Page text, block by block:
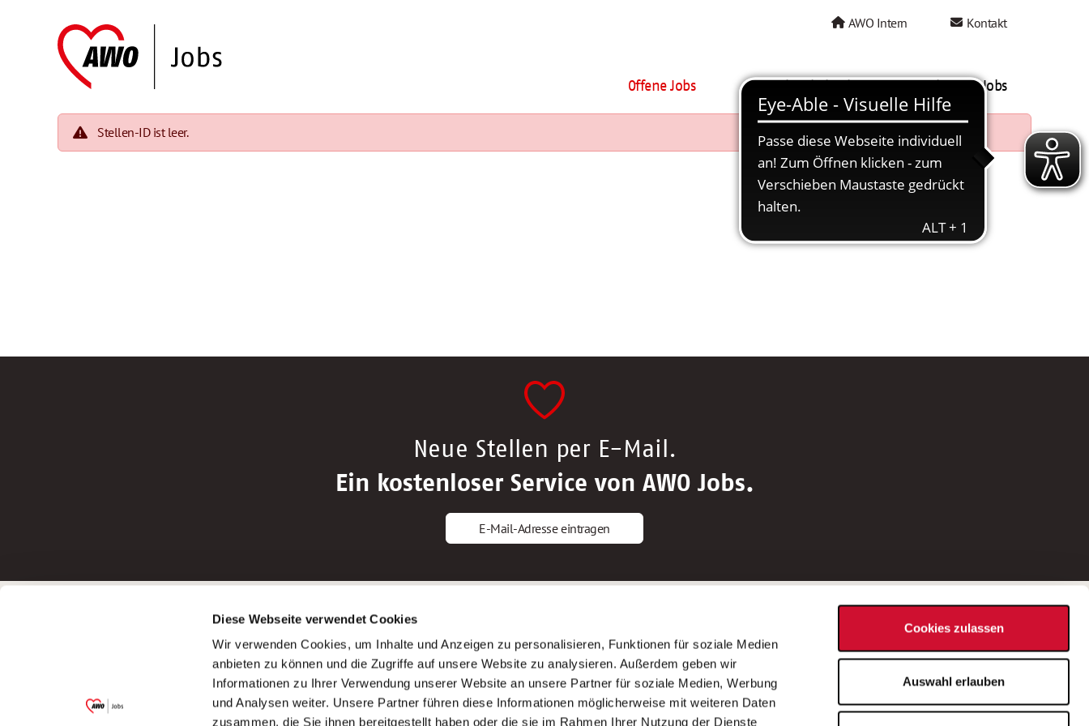
Diese Webseite verwendet Cookies
Wir verwenden Cookies, um Inhalte und Anzeigen zu personalisieren, Funktionen für soziale Medien
anbieten zu können und die Zugriffe auf unsere Website zu analysieren. Außerdem geben wir
Informationen zu Ihrer Verwendung unserer Website an unsere Partner für soziale Medien, Werbung
und Analysen weiter. Unsere Partner führen diese Informationen möglicherweise mit weiteren Daten
zusammen, die Sie ihnen bereitgestellt haben oder die sie im Rahmen Ihrer Nutzung der Dienste
Cookies zulassen
Auswahl erlauben
AWO Intern Kontakt
Offene Jobs AWO als Arbeitgeber Mein AWO Jobs
Stellen-ID ist leer.
Neue Stellen per E-Mail.
Ein kostenloser Service von AWO Jobs.
E-Mail-Adresse eintragen
Garitz Bewirtschaftungsbetriebe GmbH
(Ein Tochterunternehmen des AWO
Bezirksverbandes Unterfranken e.V.)
Bewerbungstipps
Bewerbung als Altenpfleger*in
Bewerbung als Krankenpfleger*in
Bewerbung als Altenpflegehelfer*in
Bewerbung als Erzieher*in
AWO Gliederungen nach Bundesland
Stellenangebote nach Bundesländern
Sitemap
Impressum
Datenschutz
Bei Fragen zu einer Stellenausschreibung
wenden Sie sich bitte an die*den in der
Stellenausschreibung genannte*n